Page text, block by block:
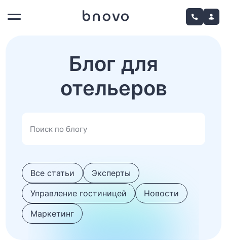
Блог для
отельеров
Все статьи
Эксперты
Управление гостиницей
Новости
Маркетинг